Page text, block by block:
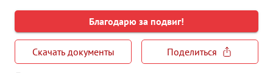
Благодарю за подвиг!
Скачать документы
Поделиться